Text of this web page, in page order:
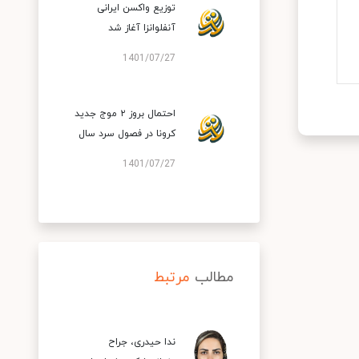
توزیع واکسن ایرانی
آنفلوانزا آغاز شد
1401/07/27
احتمال بروز ۲ موج جدید
کرونا در فصول سرد سال
1401/07/27
مطالب مرتبط
ندا حیدری، جراح